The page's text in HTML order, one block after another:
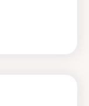
impact >